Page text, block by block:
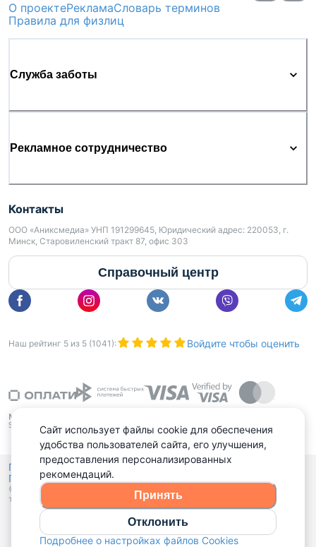
О проектеРекламаСловарь терминов
Правила для физлиц
Служба заботы
Рекламное сотрудничество
Контакты
ООО «Аниксмедиа» УНП 191299645, Юридический адрес: 220053, г.
Минск, Старовиленский тракт 87, офис 303
Справочный центр
Наш рейтинг 5 из 5 (1041 ): Войдите чтобы оценить
Политика конфиденциальности,
Политика обработки файлов куки
© 2015 - 2026, Domovita.by. Копирование материалов допускается
только при наличии активной ссылки.
Сайт использует файлы cookie для обеспечения
удобства пользователей сайта, его улучшения,
предоставления персонализированных
рекомендаций.
Принять
Отклонить
Подробнее о настройках файлов Cookies